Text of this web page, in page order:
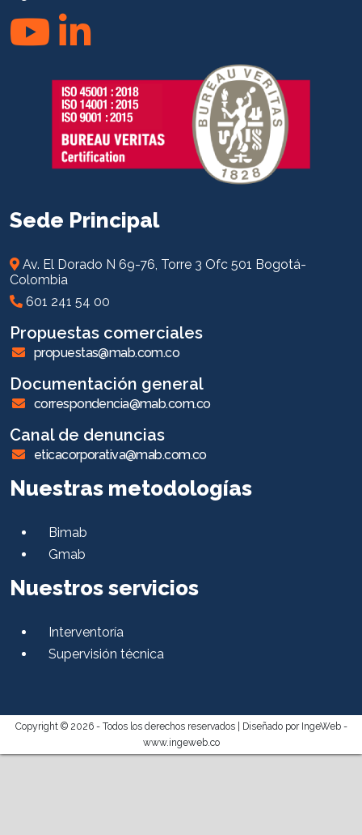
Sede Principal
Av. El Dorado N 69-76, Torre 3 Ofc 501 Bogotá-
Colombia
601 241 54 00
Propuestas comerciales
propuestas@mab.com.co
Documentación general
correspondencia@mab.com.co
Canal de denuncias
eticacorporativa@mab.com.co
Nuestras metodologías
Bimab
Gmab
Nuestros servicios
Interventoría
Supervisión técnica
Copyright © 2026 - Todos los derechos reservados |
Diseñado por IngeWeb -
www.ingeweb.co